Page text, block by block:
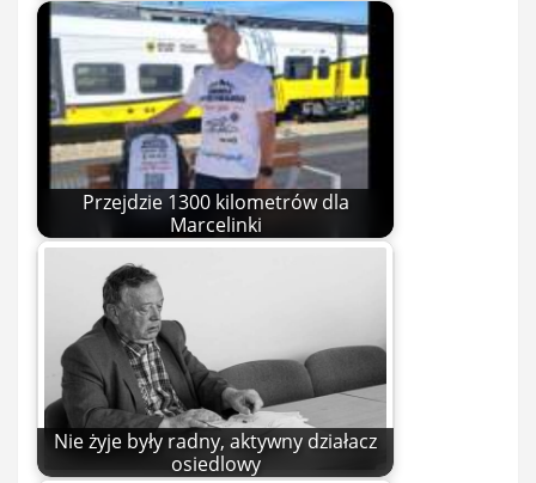
Przejdzie 1300 kilometrów dla
Marcelinki
Nie żyje były radny, aktywny działacz
osiedlowy